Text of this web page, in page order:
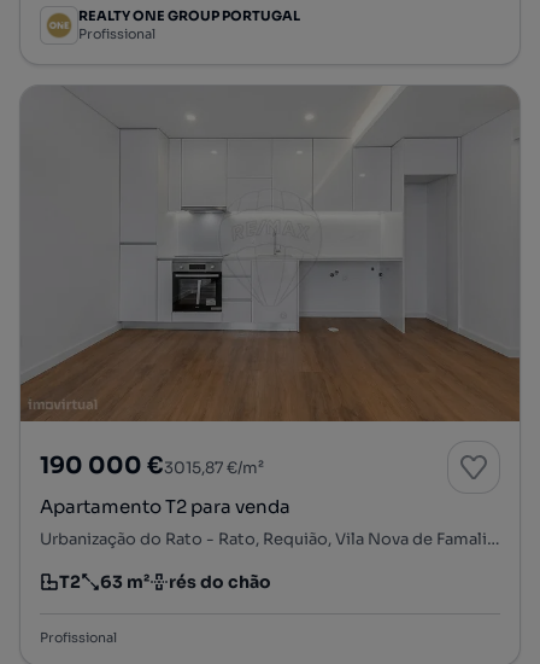
REALTY ONE GROUP PORTUGAL
Profissional
190 000 €3015,87 €/m²
Apartamento T2 para venda
Urbanização do Rato - Rato, Requião, Vila Nova de Famalicão, Braga
Tipologia
T2
Preço por metro quadrado
63 m²
Andar rés do chão
Profissional